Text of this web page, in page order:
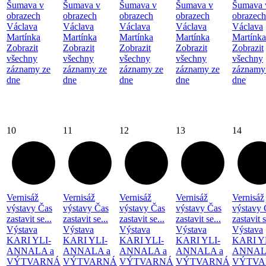
Šumava v
obrazech
Václava
Martínka
Zobrazit
všechny
záznamy ze
dne
Šumava v
obrazech
Václava
Martínka
Zobrazit
všechny
záznamy ze
dne
Šumava v
obrazech
Václava
Martínka
Zobrazit
všechny
záznamy ze
dne
Šumava v
obrazech
Václava
Martínka
Zobrazit
všechny
záznamy ze
dne
Šumava
obrazech
Václava
Martínka
Zobrazit
všechny
dne
10
Vernisáž
výstavy Čas
zastavit se...
Výstava
KARI YLI-
ANNALA a
VÝTVARNÁ
11
Vernisáž
výstavy Čas
zastavit se...
Výstava
KARI YLI-
ANNALA a
VÝTVARNÁ
12
Vernisáž
výstavy Čas
zastavit se...
Výstava
KARI YLI-
ANNALA a
VÝTVARNÁ
13
Vernisáž
výstavy Čas
zastavit se...
Výstava
KARI YLI-
ANNALA a
VÝTVARNÁ
14
Vernisáž
výstavy
zastavit
Výstava
KARI